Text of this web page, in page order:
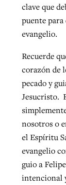
clave que
puente para
evangelio.
Recuerde
corazón de
pecado y
Jesucristo.
nosotros o
el Espíritu
evangelio
guio a
intencional